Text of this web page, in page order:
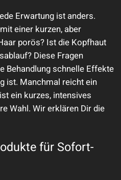
Erwartung ist anders.
einer kurzen, aber
porös? Ist die Kopfhaut
Diese Fragen
Behandlung schnelle Effekte
ist. Manchmal reicht ein
ein kurzes, intensives
Wahl. Wir erklären Dir die
für Sofort-